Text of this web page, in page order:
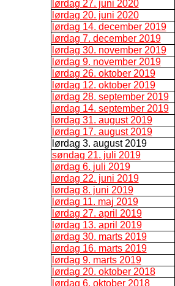
lørdag 27. juni 2020
lørdag 20. juni 2020
lørdag 14. december 2019
lørdag 7. december 2019
lørdag 30. november 2019
lørdag 9. november 2019
lørdag 26. oktober 2019
lørdag 12. oktober 2019
lørdag 28. september 2019
lørdag 14. september 2019
lørdag 31. august 2019
lørdag 17. august 2019
lørdag 3. august 2019
søndag 21. juli 2019
lørdag 6. juli 2019
lørdag 22. juni 2019
lørdag 8. juni 2019
lørdag 11. maj 2019
lørdag 27. april 2019
lørdag 13. april 2019
lørdag 30. marts 2019
lørdag 16. marts 2019
lørdag 9. marts 2019
lørdag 20. oktober 2018
lørdag 6. oktober 2018